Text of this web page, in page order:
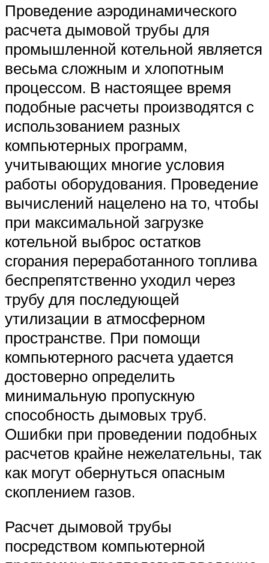
Проведение аэродинамического
расчета дымовой трубы для
промышленной котельной является
весьма сложным и хлопотным
процессом. В настоящее время
подобные расчеты производятся с
использованием разных
компьютерных программ,
учитывающих многие условия
работы оборудования. Проведение
вычислений нацелено на то, чтобы
при максимальной загрузке
котельной выброс остатков
сгорания переработанного топлива
беспрепятственно уходил через
трубу для последующей
утилизации в атмосферном
пространстве. При помощи
компьютерного расчета удается
достоверно определить
минимальную пропускную
способность дымовых труб.
Ошибки при проведении подобных
расчетов крайне нежелательны, так
как могут обернуться опасным
скоплением газов.
Расчет дымовой трубы
посредством компьютерной